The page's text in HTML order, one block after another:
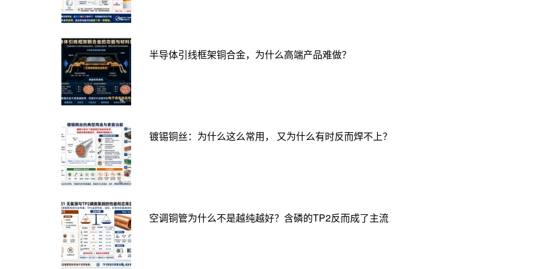
半导体引线框架铜合金，为什么高端产品难做？
镀锡铜丝：为什么这么常用， 又为什么有时反而焊不上？
空调铜管为什么不是越纯越好？含磷的TP2反而成了主流